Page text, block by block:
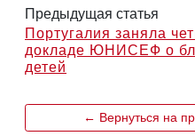
Предыдущая статья
Португалия заняла
докладе ЮНИСЕФ о
детей
← Вернуться на